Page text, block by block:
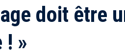
doit être
! »